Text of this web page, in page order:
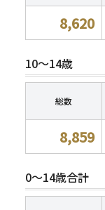
8,620
10～14歳
総数
8,859
0～14歳合計